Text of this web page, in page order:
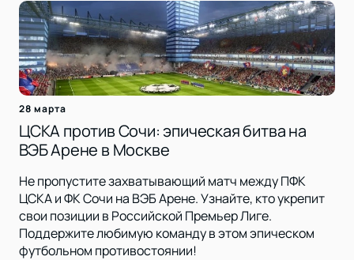
28 марта
ЦСКА против Сочи: эпическая битва на
ВЭБ Арене в Москве
Не пропустите захватывающий матч между ПФК
ЦСКА и ФК Сочи на ВЭБ Арене. Узнайте, кто укрепит
свои позиции в Российской Премьер Лиге.
Поддержите любимую команду в этом эпическом
футбольном противостоянии!